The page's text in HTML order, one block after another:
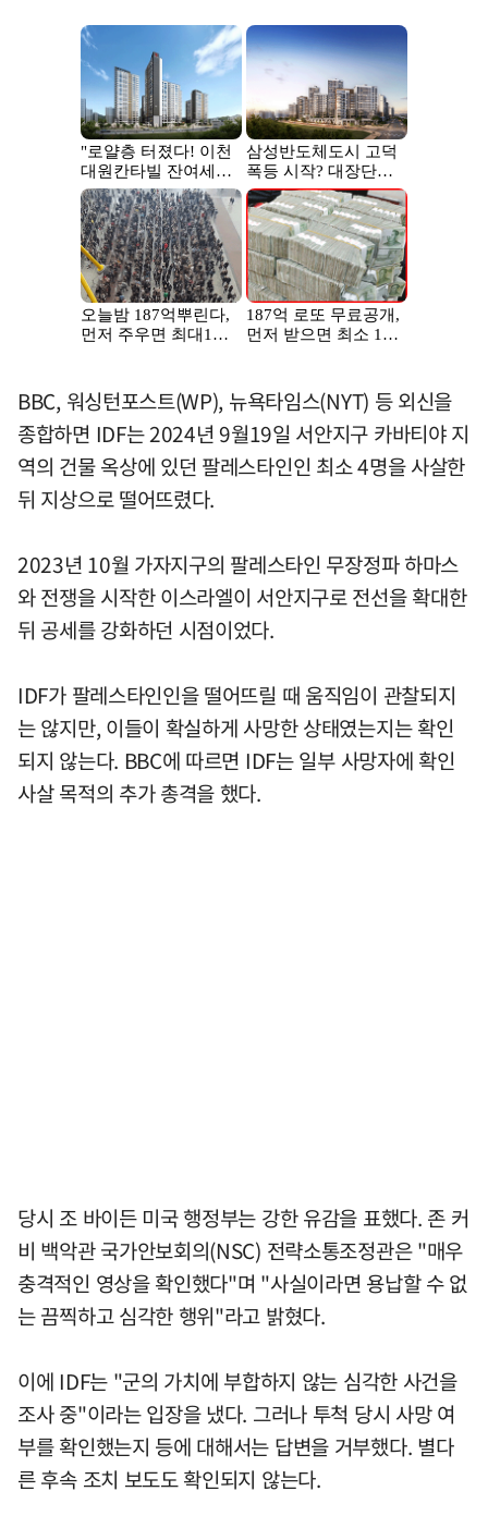
BBC, 워싱턴포스트(WP), 뉴욕타임스(NYT) 등 외신을
종합하면 IDF는 2024년 9월19일 서안지구 카바티야 지
역의 건물 옥상에 있던 팔레스타인인 최소 4명을 사살한
뒤 지상으로 떨어뜨렸다.
2023년 10월 가자지구의 팔레스타인 무장정파 하마스
와 전쟁을 시작한 이스라엘이 서안지구로 전선을 확대한
뒤 공세를 강화하던 시점이었다.
IDF가 팔레스타인인을 떨어뜨릴 때 움직임이 관찰되지
는 않지만, 이들이 확실하게 사망한 상태였는지는 확인
되지 않는다. BBC에 따르면 IDF는 일부 사망자에 확인
사살 목적의 추가 총격을 했다.
당시 조 바이든 미국 행정부는 강한 유감을 표했다. 존 커
비 백악관 국가안보회의(NSC) 전략소통조정관은 "매우
충격적인 영상을 확인했다"며 "사실이라면 용납할 수 없
는 끔찍하고 심각한 행위"라고 밝혔다.
이에 IDF는 "군의 가치에 부합하지 않는 심각한 사건을
조사 중"이라는 입장을 냈다. 그러나 투척 당시 사망 여
부를 확인했는지 등에 대해서는 답변을 거부했다. 별다
른 후속 조치 보도도 확인되지 않는다.